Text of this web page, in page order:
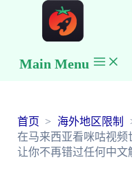
Main Menu
首页
海外地区限制
在马来西亚看咪咕视频
让你不再错过任何中文